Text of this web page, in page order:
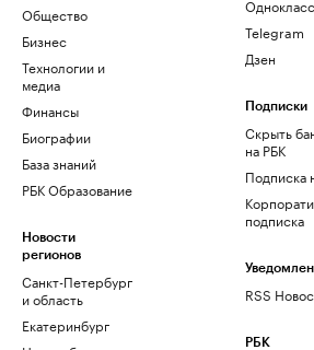
Общество
Бизнес
Технологии и
медиа
Финансы
Биографии
База знаний
РБК Образование
Новости
регионов
Санкт-Петербург
и область
Екатеринбург
Telegram
Дзен
Подписки
Скрыть
на РБК
Подписка
подписка
RSS
РБК